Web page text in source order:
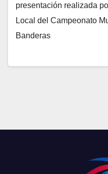
presentación realizada
Local del Campeonato
Banderas